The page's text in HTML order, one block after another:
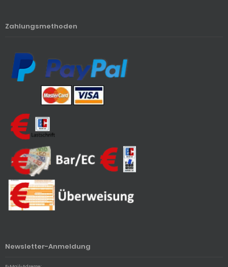
Zahlungsmethoden
Newsletter-Anmeldung